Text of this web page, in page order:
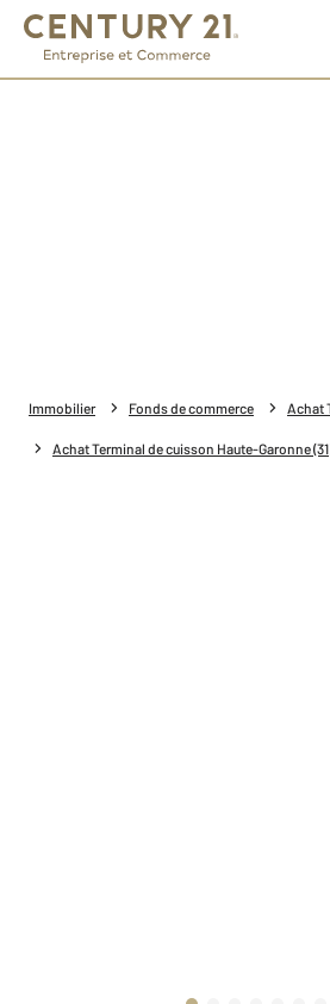
Immobilier Fonds de commerce Achat
Achat Terminal de cuisson Haute-Garonne